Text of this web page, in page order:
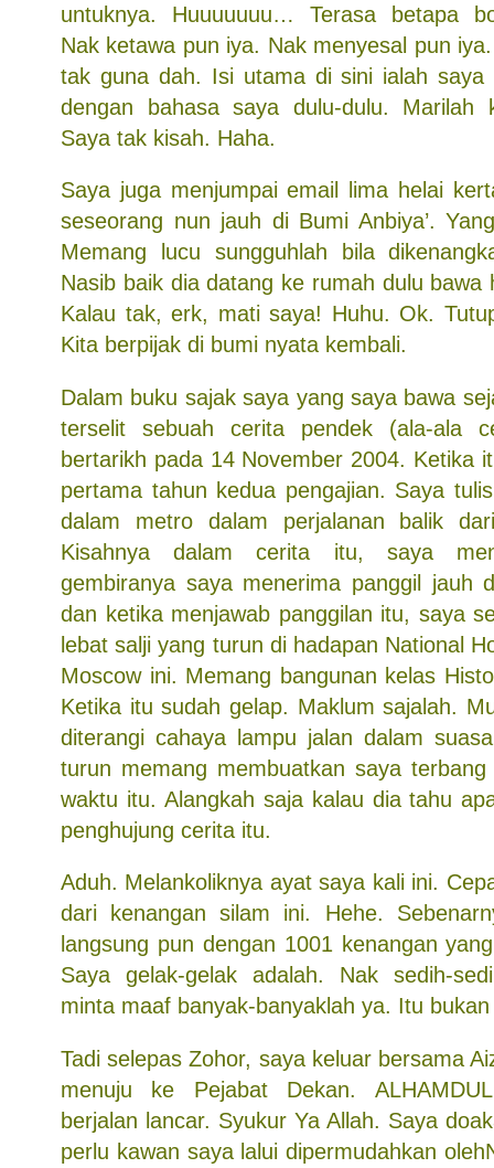
untuknya. Huuuuuuu… Terasa betapa
Nak ketawa pun iya. Nak menyesal pun
tak guna dah. Isi utama di sini ialah saya
dengan bahasa saya dulu-dulu. Marilah
Saya tak kisah. Haha.
Saya juga menjumpai email lima helai
seseorang nun jauh di Bumi Anbiya’.
Memang lucu sungguhlah bila
Nasib baik dia datang ke rumah dulu bawa
Kalau tak, erk, mati saya! Huhu. Ok.
Kita berpijak di bumi nyata kembali.
Dalam buku sajak saya yang saya bawa
terselit sebuah cerita pendek (ala-ala
bertarikh pada 14 November 2004. Ketika
pertama tahun kedua pengajian. Saya
dalam metro dalam perjalanan balik
Kisahnya dalam cerita itu, saya
gembiranya saya menerima panggil jauh
dan ketika menjawab panggilan itu, saya
lebat salji yang turun di hadapan National
Moscow ini. Memang bangunan kelas
Ketika itu sudah gelap. Maklum sajalah.
diterangi cahaya lampu jalan dalam
turun memang membuatkan saya
waktu itu. Alangkah saja kalau dia tahu
penghujung cerita itu.
Aduh. Melankoliknya ayat saya kali ini.
dari kenangan silam ini. Hehe.
langsung pun dengan 1001 kenangan
Saya gelak-gelak adalah. Nak sedih-
minta maaf banyak-banyaklah ya. Itu
Tadi selepas Zohor, saya keluar bersama
menuju ke Pejabat Dekan.
berjalan lancar. Syukur Ya Allah. Saya
perlu kawan saya lalui dipermudahkan